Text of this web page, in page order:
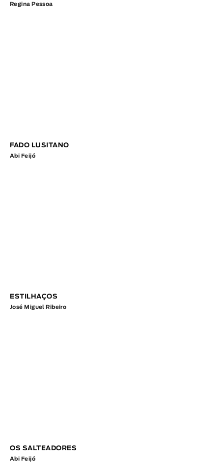
Regina Pessoa
FADO LUSITANO
Abi Feijó
ESTILHAÇOS
José Miguel Ribeiro
OS SALTEADORES
Abi Feijó